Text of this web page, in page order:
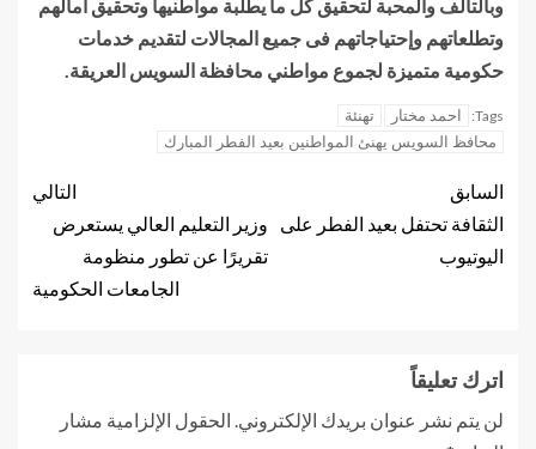
وبالتآلف والمحبة لتحقيق كل ما يطلبة مواطنيها وتحقيق آمالهم
وتطلعاتهم وإحتياجاتهم فى جميع المجالات لتقديم خدمات
حكومية متميزة لجموع مواطني محافظة السويس العريقة.
Tags: احمد مختار
تهنئة
محافظ السويس يهنئ المواطنين بعيد الفطر المبارك
السابق
الثقافة تحتفل بعيد الفطر على
اليوتيوب
التالي
وزير التعليم العالي يستعرض
تقريرًا عن تطور منظومة
الجامعات الحكومية
اترك تعليقاً
لن يتم نشر عنوان بريدك الإلكتروني. الحقول الإلزامية مشار